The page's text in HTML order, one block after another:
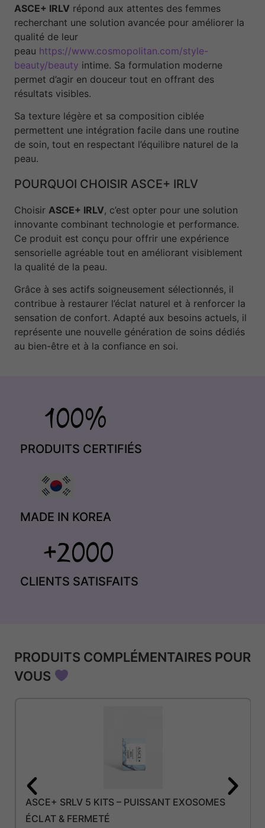
ASCE+ IRLV répond aux attentes des femmes
recherchant une solution avancée pour améliorer la
qualité de leur
peau https://www.cosmopolitan.com/style-
beauty/beauty intime. Sa formulation moderne
permet d’agir en douceur tout en offrant des
résultats visibles.
Sa texture légère et sa composition ciblée
permettent une intégration facile dans une routine
de soin, tout en respectant l’équilibre naturel de la
peau.
POURQUOI CHOISIR ASCE+ IRLV
Choisir ASCE+ IRLV, c’est opter pour une solution
innovante combinant technologie et performance.
Ce produit est conçu pour offrir une expérience
sensorielle agréable tout en améliorant visiblement
la qualité de la peau.
Grâce à ses actifs soigneusement sélectionnés, il
contribue à restaurer l’éclat naturel et à renforcer la
sensation de confort. Adapté aux besoins actuels, il
représente une nouvelle génération de soins dédiés
au bien-être et à la confiance en soi.
PRODUITS CERTIFIÉS
MADE IN KOREA
CLIENTS SATISFAITS
PRODUITS COMPLÉMENTAIRES POUR
VOUS
ASCE+ SRLV 5 KITS – PUISSANT EXOSOMES
ÉCLAT & FERMETÉ